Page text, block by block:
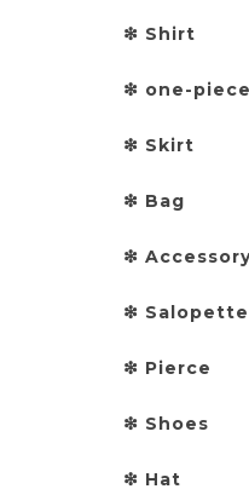
❇︎ Shirt
❇︎ one-piece
❇︎ Skirt
❇︎ Bag
❇︎
❇︎ Salopette
❇︎ Pierce
❇︎ Shoes
❇︎ Hat